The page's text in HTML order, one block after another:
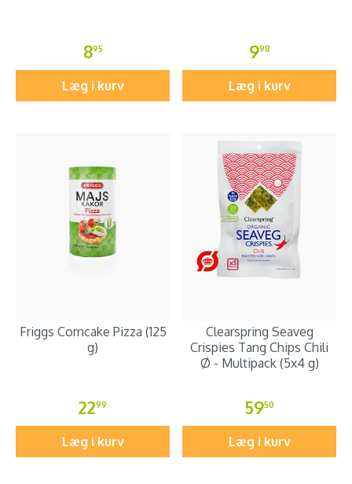
895
Læg i kurv
998
Læg i kurv
Friggs Corncake Pizza (125
g)
2299
Læg i kurv
Clearspring Seaveg
Crispies Tang Chips Chili
Ø - Multipack (5x4 g)
5950
Læg i kurv